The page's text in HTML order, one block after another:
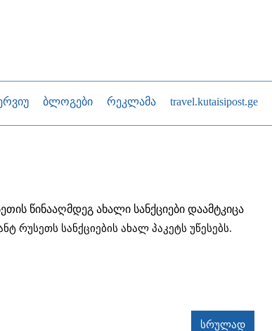
ბლოგები რეკლამა travel.kutaisipost.ge
წინააღმდეგ ახალი სანქციები დაამტკიცა
რუსეთს სანქციების ახალ პაკეტს უწესებს.
სრულად